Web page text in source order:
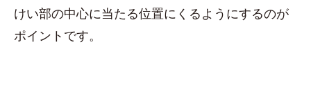
けい部の中心に当たる位置にくるようにするのが
ポイントです。